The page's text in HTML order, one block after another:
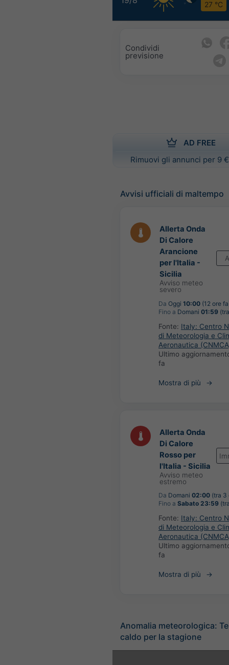
27 °C
Condividi
previsione
AD FREE
Rimuovi gli annunci per 9
Avvisi ufficiali di maltempo
Allerta Onda
Di Calore
Arancione
per l'Italia -
Sicilia
Avviso meteo
severo
Da Oggi 10:00 (12 ore
Fino a Domani 01:59
Fonte: Italy: Centro
di Meteorologia e
Aeronautica
Ultimo
fa
Mostra di più
Allerta Onda
Di Calore
Rosso per
l'Italia - Sicilia
Avviso meteo
estremo
Da Domani 02:00 (tra 3
Fino a Sabato 23:59
Fonte: Italy: Centro
di Meteorologia e
Aeronautica
Ultimo
fa
Mostra di più
Anomalia meteorologica:
caldo per la stagione